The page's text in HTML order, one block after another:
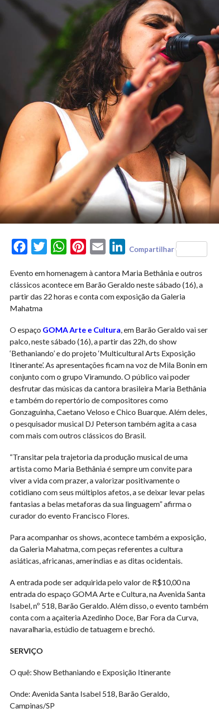
FacebookTwitterWhatsAppPinterest
Email LinkedIn
Compartilhar
Evento em homenagem à cantora Maria Bethânia e outros
clássicos acontece em Barão Geraldo neste sábado (16), a
partir das 22 horas e conta com exposição da Galeria
Mahatma
O espaço GOMA Arte e Cultura, em Barão Geraldo vai ser
palco, neste sábado (16), a partir das 22h, do show
‘Bethaniando’ e do projeto ‘Multicultural Arts Exposição
Itinerante’. As apresentações ficam na voz de Mila Bonin em
conjunto com o grupo Viramundo. O público vai poder
desfrutar das músicas da cantora brasileira Maria Bethânia
e também do repertório de compositores como
Gonzaguinha, Caetano Veloso e Chico Buarque. Além deles,
o pesquisador musical DJ Peterson também agita a casa
com mais com outros clássicos do Brasil.
“Transitar pela trajetoria da produção musical de uma
artista como Maria Bethânia é sempre um convite para
viver a vida com prazer, a valorizar positivamente o
cotidiano com seus múltiplos afetos, a se deixar levar pelas
fantasias a belas metaforas da sua linguagem” afirma o
curador do evento Francisco Flores.
Para acompanhar os shows, acontece também a exposição,
da Galeria Mahatma, com peças referentes a cultura
asiáticas, africanas, ameríndias e as ditas ocidentais.
A entrada pode ser adquirida pelo valor de R$10,00 na
entrada do espaço GOMA Arte e Cultura, na Avenida Santa
Isabel, nº 518, Barão Geraldo. Além disso, o evento também
conta com a açaiteria Azedinho Doce, Bar Fora da Curva,
navaralharia, estúdio de tatuagem e brechó.
SERVIÇO
O quê: Show Bethaniando e Exposição Itinerante
Onde: Avenida Santa Isabel 518, Barão Geraldo,
Campinas/SP